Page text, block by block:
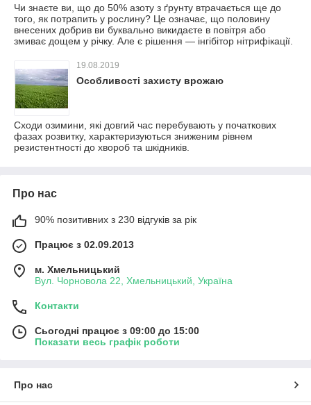
Чи знаєте ви, що до 50% азоту з ґрунту втрачається ще до
того, як потрапить у рослину? Це означає, що половину
внесених добрив ви буквально викидаєте в повітря або
змиває дощем у річку. Але є рішення — інгібітор нітрифікації.
19.08.2019
Особливості захисту врожаю
Сходи озимини, які довгий час перебувають у початкових
фазах розвитку, характеризуються зниженим рівнем
резистентності до хвороб та шкідників.
Про нас
90% позитивних з 230 відгуків за рік
Працює з 02.09.2013
м. Хмельницький
Вул. Чорновола 22, Хмельницький, Україна
Контакти
Сьогодні працює з 09:00 до 15:00
Показати весь графік роботи
Про нас